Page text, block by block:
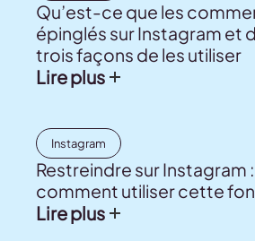
Qu’est-ce que les
épinglés sur Instagram et
trois façons de les utiliser
Lire plus
Instagram
Restreindre sur Instagram
comment utiliser cette
Lire plus